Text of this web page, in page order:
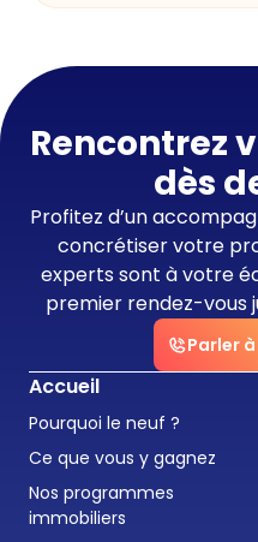
Rencontrez
dès
Profitez d’un
concrétiser votre
experts sont à votre
premier rendez-vous
Parler
Accueil
Pourquoi le neuf ?
Ce que vous y gagnez
Nos programmes
immobiliers